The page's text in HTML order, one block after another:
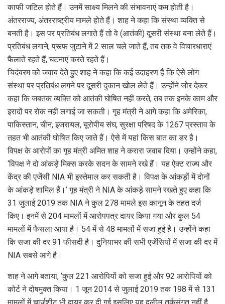
काफी जटिल होते हैं। उनमें साक्ष्य मिलने की संभावनाएं कम होती है।
अंतरराज्य, अंतरराष्ट्रीय मामले होते हैं। शाह ने कहा कि संस्था व्यक्ति से
बनती है। इस पर प्रतिबंध लगाते हैं तो वे (आतंकी) दूसरी संस्था बना लेते हैं।
प्रतिबंध लगाने, प्रूफ जुटाने में 2 साल चले जाते हैं, तब तक वे विचारधाराएं
फैलाते रहते हैं, घटनाएं करते रहते हैं।
चिदंबरम को जवाब देते हुए शाह ने कहा कि कई उदाहरण हैं कि ऐसे लोग
संस्था पर प्रतिबंध लगने पर दूसरी दुकान खोल लेते हैं। उन्होंने जोर देकर
कहा कि जबतक व्यक्ति को आतंकी घोषित नहीं करते, तब तक इनके काम और
इरादों पर रोक नहीं लगाई जा सकती। गृह मंत्री ने आगे कहा कि अमेरिका,
पाकिस्तान, चीन, इजरायल, यूरोपीय संघ, सुरक्षा परिषद के 1267 प्रस्ताव के
तहत भी आतंकी घोषित किए जाते हैं। ऐसे में यहां किस बात का डर है।
विपक्ष के आरोपों का गृह मंत्री अमित शाह ने करारा जवाब दिया। उन्होंने कहा,
‘विपक्ष ने दो आंकड़े मिक्स करके सदन के सामने रखे हैं। यह ऐक्ट राज्य और
केंद्र की एजेंसी NIA भी इस्तेमाल कर सकती है। विपक्ष के आंकड़ों में दोनों
के आंकड़े शामिल हैं।’ गृह मंत्री ने NIA के आंकड़े सामने रखते हुए कहा कि
31 जुलाई 2019 तक NIA ने कुल 278 मामले इस कानून के तहत दर्ज
किए। इनमें से 204 मामलों में आरोपपत्र दायर किया गया और कुल 54
मामलों में फैसला आया है। 54 में से 48 मामलों में सजा हुई है। उन्होंने कहा
कि सजा की दर 91 फीसदी है। दुनियाभर की सभी एजेंसियों में सजा की दर में
NIA सबसे आगे है।
शाह ने आगे बताया, ‘कुल 221 आरोपियों को सजा हुई और 92 आरोपियों को
कोर्ट ने दोषमुक्त किया। 1 जून 2014 से जुलाई 2019 तक 198 में से 131